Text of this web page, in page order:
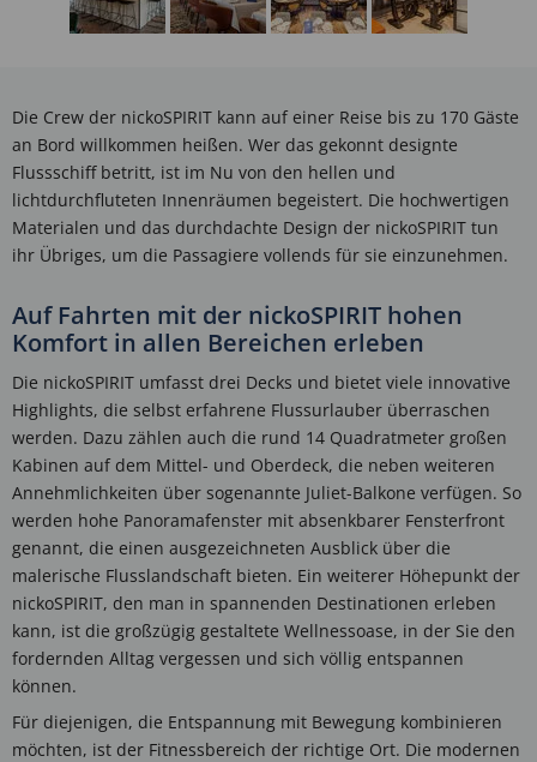
Die Crew der nickoSPIRIT kann auf einer Reise bis zu 170 Gäste
an Bord willkommen heißen. Wer das gekonnt designte
Flussschiff betritt, ist im Nu von den hellen und
lichtdurchfluteten Innenräumen begeistert. Die hochwertigen
Materialen und das durchdachte Design der nickoSPIRIT tun
ihr Übriges, um die Passagiere vollends für sie einzunehmen.
Auf Fahrten mit der nickoSPIRIT hohen
Komfort in allen Bereichen erleben
Die nickoSPIRIT umfasst drei Decks und bietet viele innovative
Highlights, die selbst erfahrene Flussurlauber überraschen
werden. Dazu zählen auch die rund 14 Quadratmeter großen
Kabinen auf dem Mittel- und Oberdeck, die neben weiteren
Annehmlichkeiten über sogenannte Juliet-Balkone verfügen. So
werden hohe Panoramafenster mit absenkbarer Fensterfront
genannt, die einen ausgezeichneten Ausblick über die
malerische Flusslandschaft bieten. Ein weiterer Höhepunkt der
nickoSPIRIT, den man in spannenden Destinationen erleben
kann, ist die großzügig gestaltete Wellnessoase, in der Sie den
fordernden Alltag vergessen und sich völlig entspannen
können.
Für diejenigen, die Entspannung mit Bewegung kombinieren
möchten, ist der Fitnessbereich der richtige Ort. Die modernen